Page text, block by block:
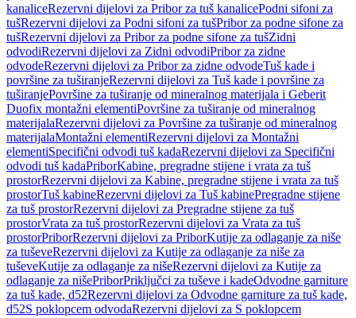
kanaliceRezervni dijelovi za Pribor za tuš kanalicePodni sifoni za
tušRezervni dijelovi za Podni sifoni za tušPribor za podne sifone za
tušRezervni dijelovi za Pribor za podne sifone za tušZidni
odvodiRezervni dijelovi za Zidni odvodiPribor za zidne
odvodeRezervni dijelovi za Pribor za zidne odvodeTuš kade i
površine za tuširanjeRezervni dijelovi za Tuš kade i površine za
tuširanjePovršine za tuširanje od mineralnog materijala i Geberit
Duofix montažni elementiPovršine za tuširanje od mineralnog
materijalaRezervni dijelovi za Površine za tuširanje od mineralnog
materijalaMontažni elementiRezervni dijelovi za Montažni
elementiSpecifični odvodi tuš kadaRezervni dijelovi za Specifični
odvodi tuš kadaPriborKabine, pregradne stijene i vrata za tuš
prostorRezervni dijelovi za Kabine, pregradne stijene i vrata za tuš
prostorTuš kabineRezervni dijelovi za Tuš kabinePregradne stijene
za tuš prostorRezervni dijelovi za Pregradne stijene za tuš
prostorVrata za tuš prostorRezervni dijelovi za Vrata za tuš
prostorPriborRezervni dijelovi za PriborKutije za odlaganje za niše
za tuševeRezervni dijelovi za Kutije za odlaganje za niše za
tuševeKutije za odlaganje za nišeRezervni dijelovi za Kutije za
odlaganje za nišePriborPriključci za tuševe i kadeOdvodne garniture
za tuš kade, d52Rezervni dijelovi za Odvodne garniture za tuš kade,
d52S poklopcem odvodaRezervni dijelovi za S poklopcem